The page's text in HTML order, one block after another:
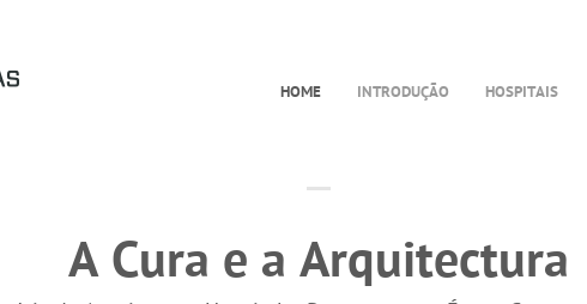
HOME INTRODUÇÃO HOSPITAIS
A Cura e a Arquitectura